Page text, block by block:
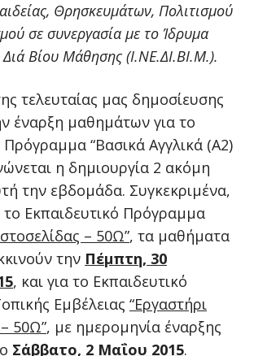
Θρησκευμάτων, Πολιτισμού
σε συνεργασία με το Ίδρυμα
Βίου Μάθησης (Ι.ΝΕ.ΔΙ.ΒΙ.Μ.).
τελευταίας μας δημοσίευσης
έναρξη μαθημάτων για το
Πρόγραμμα “Βασικά Αγγλικά (Α2)
η δημιουργία 2 ακόμη
την εβδομάδα. Συγκεκριμένα,
το Εκπαιδευτικό Πρόγραμμα
– 50Ω”, τα μαθήματα
την Πέμπτη, 30
, και για το Εκπαιδευτικό
Εμβέλειας “Εργαστήρι
50Ω”, με ημερομηνία έναρξης
Σάββατο, 2 Μαΐου 2015.